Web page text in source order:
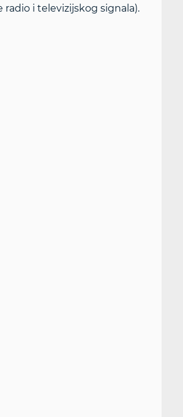
radio i televizijskog signala).